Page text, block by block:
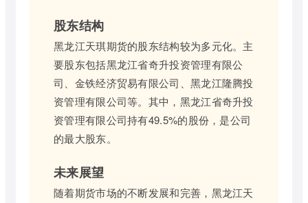
股东结构
黑龙江天琪期货的股东结构较为多元化。主
要股东包括黑龙江省奇升投资管理有限公
司、金铁经济贸易有限公司、黑龙江隆腾投
资管理有限公司等。其中，黑龙江省奇升投
资管理有限公司持有49.5%的股份，是公司
的最大股东。
未来展望
随着期货市场的不断发展和完善，黑龙江天